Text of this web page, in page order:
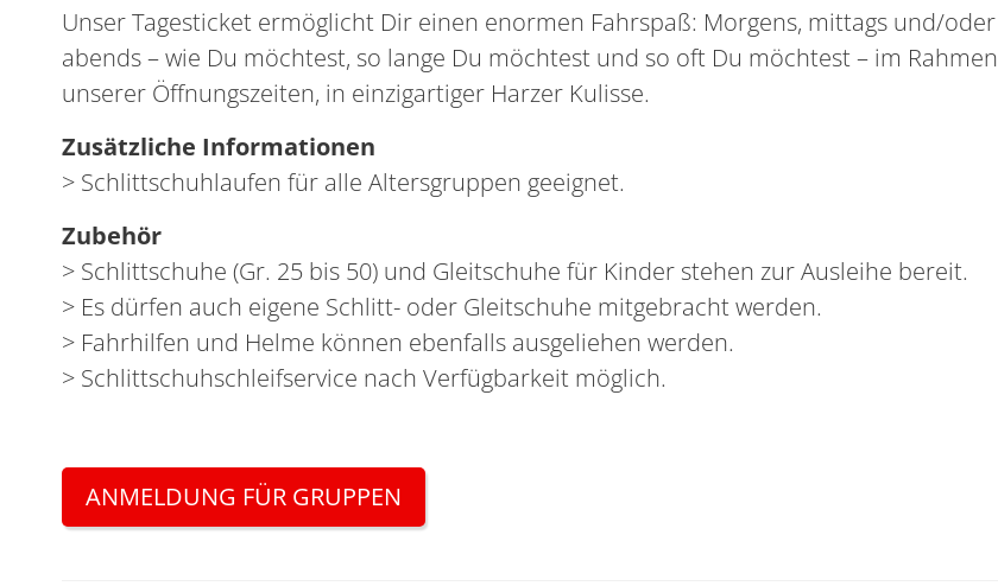
Unser Tagesticket ermöglicht Dir einen enormen Fahrspaß: Morgens, mittags und/oder
abends – wie Du möchtest, so lange Du möchtest und so oft Du möchtest – im Rahmen
unserer Öffnungszeiten, in einzigartiger Harzer Kulisse.
Zusätzliche Informationen
> Schlittschuhlaufen für alle Altersgruppen geeignet.
Zubehör
> Schlittschuhe (Gr. 25 bis 50) und Gleitschuhe für Kinder stehen zur Ausleihe bereit.
> Es dürfen auch eigene Schlitt- oder Gleitschuhe mitgebracht werden.
> Fahrhilfen und Helme können ebenfalls ausgeliehen werden.
> Schlittschuhschleifservice nach Verfügbarkeit möglich.
ANMELDUNG FÜR GRUPPEN